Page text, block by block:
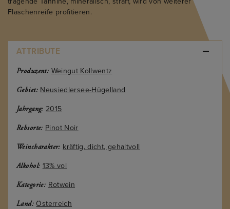
Flaschenreife profitieren.
ATTRIBUTE
Produzent: Weingut Kollwentz
Gebiet: Neusiedlersee-Hügelland
Jahrgang: 2015
Rebsorte: Pinot Noir
Weincharakter: kräftig, dicht, gehaltvoll
Alkohol: 13% vol
Kategorie: Rotwein
Land: Österreich